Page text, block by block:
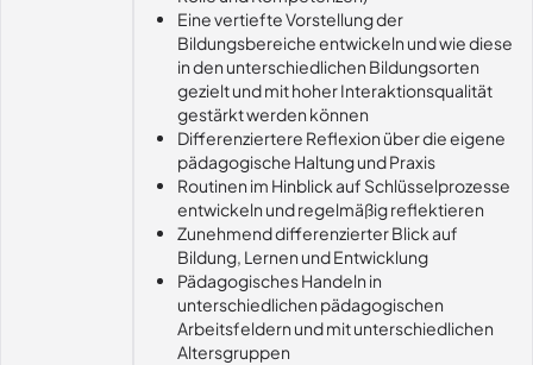
Eine vertiefte Vorstellung der
Bildungsbereiche entwickeln und wie diese
in den unterschiedlichen Bildungsorten
gezielt und mit hoher Interaktionsqualität
gestärkt werden können
Differenziertere Reflexion über die eigene
pädagogische Haltung und Praxis
Routinen im Hinblick auf Schlüsselprozesse
entwickeln und regelmäßig reflektieren
Zunehmend differenzierter Blick auf
Bildung, Lernen und Entwicklung
Pädagogisches Handeln in
unterschiedlichen pädagogischen
Arbeitsfeldern und mit unterschiedlichen
Altersgruppen